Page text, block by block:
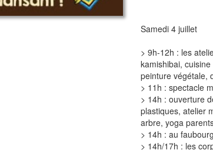
Samedi 4 juillet
> 9h-12h : les
kamishibai,
peinture végétale,
> 11h : spectacle
> 14h : ouverture
plastiques, atelier
arbre, yoga
> 14h : au
> 14h/17h : les